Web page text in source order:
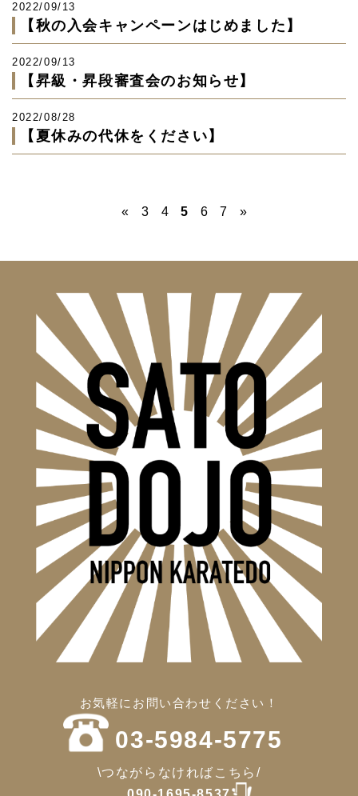
2022/09/13
【秋の入会キャンペーンはじめました】
2022/09/13
【昇級・昇段審査会のお知らせ】
2022/08/28
【夏休みの代休をください】
« 3 4 5 6 7 »
お気軽にお問い合わせください！
03-5984-5775
\つながらなければこちら/